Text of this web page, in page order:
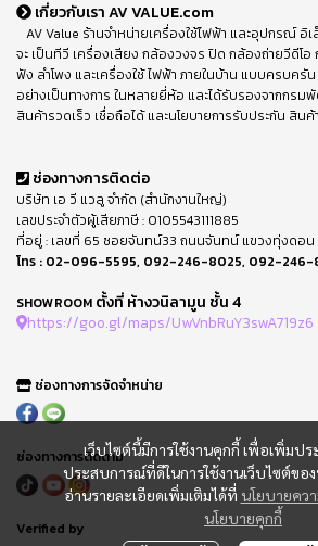
เว็บไซต์นี้มีการใช้งานคุกกี้ เพื่อเพิ่มป
ประสบการณ์ที่ดีในการใช้งานเว็บไซต์ขอ
อ่านรายละเอียดเพิ่มเติมได้ที่ นโยบายคว
นโยบายคุกกี้
เกี่ยวกับเรา AV VALUE.com
AV Value ร้านจำหน่ายเครื่องใช้ไฟฟ้า และอุปกรณ์ อิ
จะ เป็นทีวี เครื่องเสียง กล้องวงจร ปิด กล้องถ่ายวีดีโ
ฟัง ลำโพง และเครื่องใช้ ไฟฟ้า ภายในบ้าน แบบครบครั
อย่างเป็นทางการ ในหลายยี่ห้อ และได้รับรองจากกรม
สินค้ารวดเร็ว เชื่อถือได้ และนโยบายการรับประกัน สินค้
ช่องทางการติดต่อ
บริษัท เอ วี แวลู จำกัด (สำนักงานใหญ่)
เลขประจำตัวผู้เสียภาษี : 0105543111885
ที่อยู่ : เลขที่ 65 ซอยจันทน์33 ถนนจันทน์ แขวงทุ่งดอน
โทร : 02-096-5595, 092-246-8025, 092-246-
SHOWROOM ตั้งที่ ห้างวนิลามูน ชั้น 4
https://goo.gl/maps/UwVnbRuY3swA719z6
ช่องทางการจัดจำหน่าย
ช่องทางการติดตาม
Verified by